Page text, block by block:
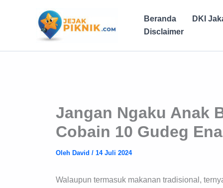
Beranda
DKI
Disclaimer
Jangan Ngaku Anak
Cobain 10 Gudeg
Oleh David / 14 Juli 2024
Walaupun termasuk makanan tradisional,